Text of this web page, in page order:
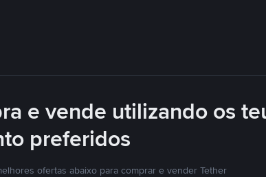
e vende utilizando os
preferidos
ofertas abaixo para comprar e vender Tether